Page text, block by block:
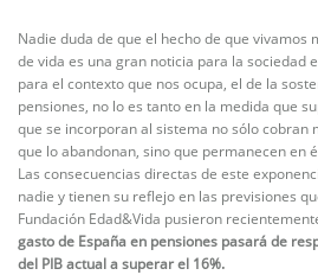
Nadie duda de que el hecho de que vivamos
de vida es una gran noticia para la sociedad
para el contexto que nos ocupa, el de la
pensiones, no lo es tanto en la medida que
que se incorporan al sistema no sólo cobran
que lo abandonan, sino que permanecen en
Las consecuencias directas de este
nadie y tienen su reflejo en las previsiones
Fundación Edad&Vida pusieron
gasto de España en pensiones pasará de
del PIB actual a superar el 16%.